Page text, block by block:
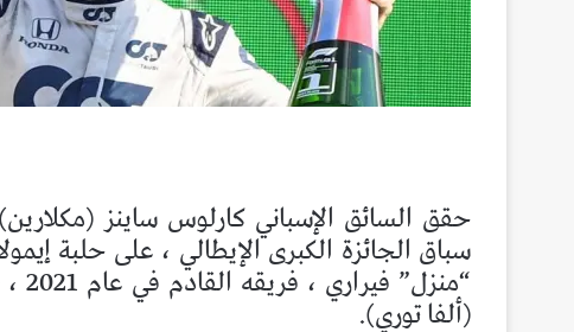
سباق الجائزة الكبرى الإيطالي ، على حلبة
(ألفا توري).